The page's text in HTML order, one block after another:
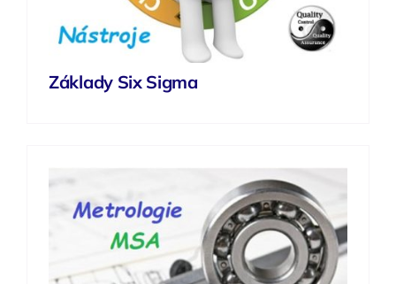
Základy Six Sigma